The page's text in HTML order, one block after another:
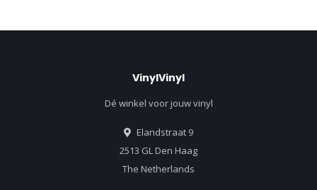
VinylVinyl
Dé winkel voor jouw vinyl
Elandstraat 9
2513 GL Den Haag
The Netherlands